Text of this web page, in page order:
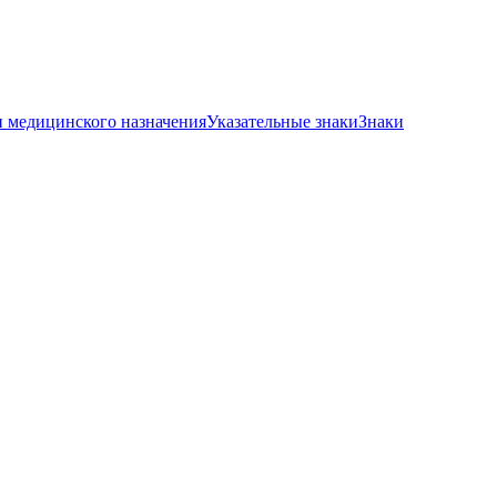
медицинского назначенияУказательные знакиЗнаки